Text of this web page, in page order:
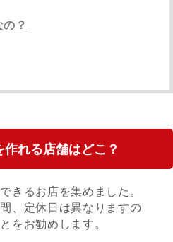
？
れる店舗はどこ？
きるお店を集めました。
、定休日は異なりますの
をお勧めします。